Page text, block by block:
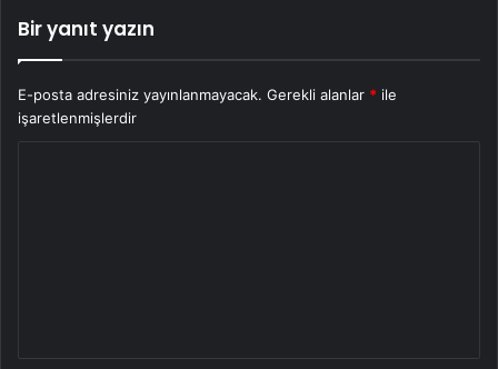
Bir yanıt yazın
E-posta adresiniz yayınlanmayacak. Gerekli alanlar * ile
işaretlenmişlerdir